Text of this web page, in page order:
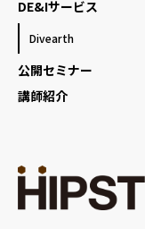
DE&Iサービス
Divearth
公開セミナー
講師紹介